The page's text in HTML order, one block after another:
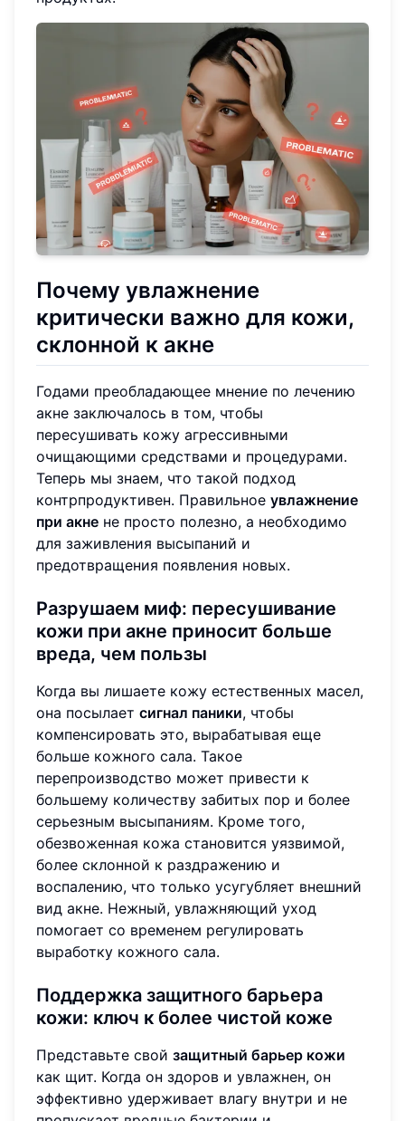
Почему увлажнение
критически важно для кожи,
склонной к акне
Годами преобладающее мнение по лечению
акне заключалось в том, чтобы
пересушивать кожу агрессивными
очищающими средствами и процедурами.
Теперь мы знаем, что такой подход
контрпродуктивен. Правильное увлажнение
при акне не просто полезно, а необходимо
для заживления высыпаний и
предотвращения появления новых.
Разрушаем миф: пересушивание
кожи при акне приносит больше
вреда, чем пользы
Когда вы лишаете кожу естественных масел,
она посылает сигнал паники, чтобы
компенсировать это, вырабатывая еще
больше кожного сала. Такое
перепроизводство может привести к
большему количеству забитых пор и более
серьезным высыпаниям. Кроме того,
обезвоженная кожа становится уязвимой,
более склонной к раздражению и
воспалению, что только усугубляет внешний
вид акне. Нежный, увлажняющий уход
помогает со временем регулировать
выработку кожного сала.
Поддержка защитного барьера
кожи: ключ к более чистой коже
Представьте свой защитный барьер кожи
как щит. Когда он здоров и увлажнен, он
эффективно удерживает влагу внутри и не